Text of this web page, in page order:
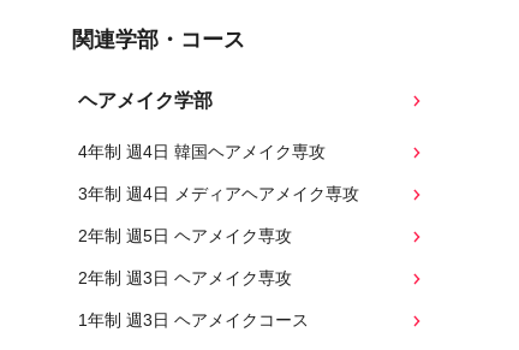
関連学部・コース
ヘアメイク学部
4年制 週4日 韓国ヘアメイク専攻
3年制 週4日 メディアヘアメイク専攻
2年制 週5日 ヘアメイク専攻
2年制 週3日 ヘアメイク専攻
1年制 週3日 ヘアメイクコース